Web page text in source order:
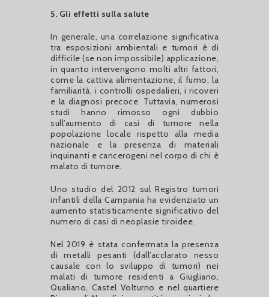
5. Gli effetti sulla salute
In generale, una correlazione significativa
tra esposizioni ambientali e tumori è di
difficile (se non impossibile) applicazione,
in quanto intervengono molti altri fattori,
come la cattiva alimentazione, il fumo, la
familiarità, i controlli ospedalieri, i ricoveri
e la diagnosi precoce. Tuttavia, numerosi
studi hanno rimosso ogni dubbio
sull’aumento di casi di tumore nella
popolazione locale rispetto alla media
nazionale e la presenza di materiali
inquinanti e cancerogeni nel corpo di chi è
malato di tumore.
Uno studio del 2012 sul Registro tumori
infantili della Campania ha evidenziato un
aumento statisticamente significativo del
numero di casi di neoplasie tiroidee.
Nel 2019 è stata confermata la presenza
di metalli pesanti (dall’acclarato nesso
causale con lo sviluppo di tumori) nei
malati di tumore residenti a Giugliano,
Qualiano, Castel Volturno e nel quartiere